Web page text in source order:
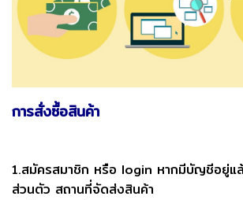
การสั่งซื้อสินค้า
1.สมัครสมาชิก หรือ login หากมีบัญชีอยู่แ
ส่วนตัว สถานที่จัดส่งสินค้า